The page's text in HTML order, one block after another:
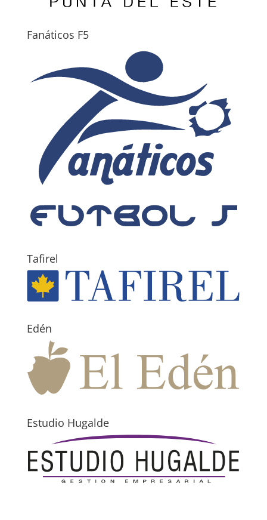
Fanáticos F5
Tafirel
Edén
Estudio Hugalde